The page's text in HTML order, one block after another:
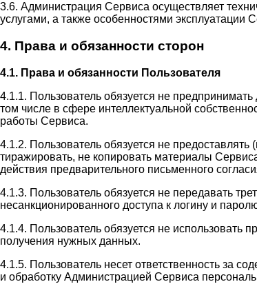
3.6. Администрация Сервиса осуществляет
услугами, а также особенностями эксплуатации
4. Права и обязанности сторон
4.1. Права и обязанности Пользователя
4.1.1. Пользователь обязуется не
том числе в сфере интеллектуальной
работы Сервиса.
4.1.2. Пользователь обязуется не
тиражировать, не копировать материалы
действия предварительного письменного
4.1.3. Пользователь обязуется не передавать
несанкционированного доступа к логину и
4.1.4. Пользователь обязуется не использовать
получения нужных данных.
4.1.5. Пользователь несет ответственность за
и обработку Администрацией Сервиса